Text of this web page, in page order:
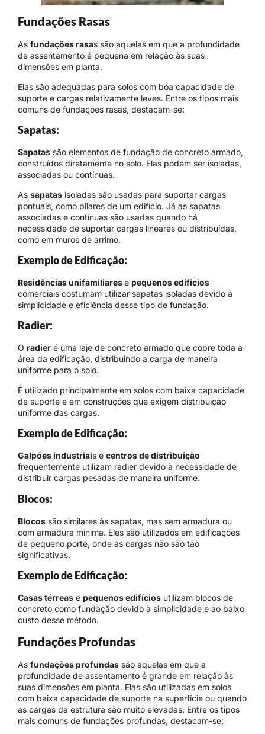
Fundações Rasas
As fundações rasas são aquelas em que a profundidade
de assentamento é pequena em relação às suas
dimensões em planta.
Elas são adequadas para solos com boa capacidade de
suporte e cargas relativamente leves. Entre os tipos mais
comuns de fundações rasas, destacam-se:
Sapatas:
Sapatas são elementos de fundação de concreto armado,
construídos diretamente no solo. Elas podem ser isoladas,
associadas ou contínuas.
As sapatas isoladas são usadas para suportar cargas
pontuais, como pilares de um edifício. Já as sapatas
associadas e contínuas são usadas quando há
necessidade de suportar cargas lineares ou distribuídas,
como em muros de arrimo.
Exemplo de Edificação:
Residências unifamiliarese pequenos edifícios
comerciais costumam utilizar sapatas isoladas devido à
simplicidade e eficiência desse tipo de fundação.
Radier:
O radier é uma laje de concreto armado que cobre toda a
área da edificação, distribuindo a carga de maneira
uniforme para o solo.
É utilizado principalmente em solos com baixa capacidade
de suporte e em construções que exigem distribuição
uniforme das cargas.
Exemplo de Edificação:
Galpões industriais e centros de distribuição
frequentemente utilizam radier devido à necessidade de
distribuir cargas pesadas de maneira uniforme.
Blocos:
Blocos são similares às sapatas, mas sem armadura ou
com armadura mínima. Eles são utilizados em edificações
de pequeno porte, onde as cargas não são tão
significativas.
Exemplo de Edificação:
Casas térreas e pequenos edifícios utilizam blocos de
concreto como fundação devido à simplicidade e ao baixo
custo desse método.
Fundações Profundas
As fundações profundas são aquelas em que a
profundidade de assentamento é grande em relação às
suas dimensões em planta. Elas são utilizadas em solos
com baixa capacidade de suporte na superfície ou quando
as cargas da estrutura são muito elevadas. Entre os tipos
mais comuns de fundações profundas, destacam-se: